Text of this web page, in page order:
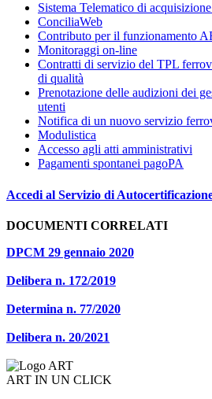
Sistema Telematico di
ConciliaWeb
Contributo per il funzionamento
Monitoraggi on-line
Contratti di servizio del TPL
di qualità
Prenotazione delle audizioni dei
utenti
Notifica di un nuovo servizio
Modulistica
Accesso agli atti amministrativi
Pagamenti spontanei pagoPA
Accedi al Servizio di
DOCUMENTI CORRELATI
DPCM 29 gennaio 2020
Delibera n. 172/2019
Determina n. 77/2020
Delibera n. 20/2021
ART IN UN CLICK